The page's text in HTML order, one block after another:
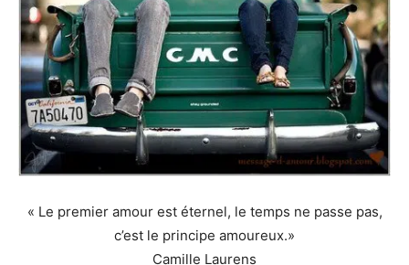
« Le premier amour est éternel, le temps ne passe pas,
c’est le principe amoureux.»
Camille Laurens